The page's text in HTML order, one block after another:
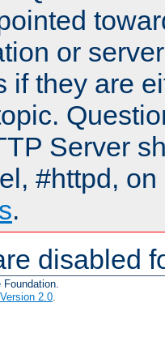
or
if they are
Server
#httpd,
.
disabled
Foundation.
2.0.